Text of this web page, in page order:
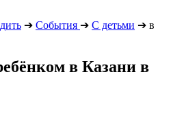
➔ События ➔ С детьми ➔ в
в Казани в